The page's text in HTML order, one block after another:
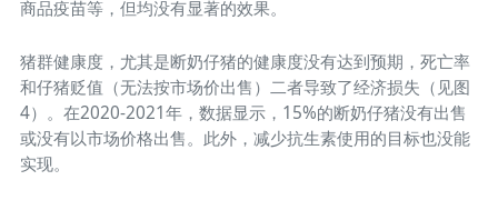
商品疫苗等，但均没有显著的效果。
猪群健康度，尤其是断奶仔猪的健康度没有达到预期，死亡率
和仔猪贬值（无法按市场价出售）二者导致了经济损失（见图
4）。在2020-2021年，数据显示，15%的断奶仔猪没有出售
或没有以市场价格出售。此外，减少抗生素使用的目标也没能
实现。